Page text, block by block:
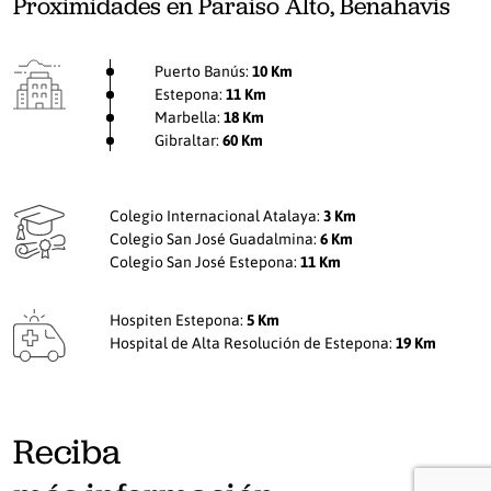
Proximidades en Paraiso Alto, Benahavis
Puerto Banús: 10 Km
Estepona: 11 Km
Marbella: 18 Km
Gibraltar: 60 Km
Colegio Internacional Atalaya: 3 Km
Colegio San José Guadalmina: 6 Km
Colegio San José Estepona: 11 Km
Hospiten Estepona: 5 Km
Hospital de Alta Resolución de Estepona: 19 Km
Reciba